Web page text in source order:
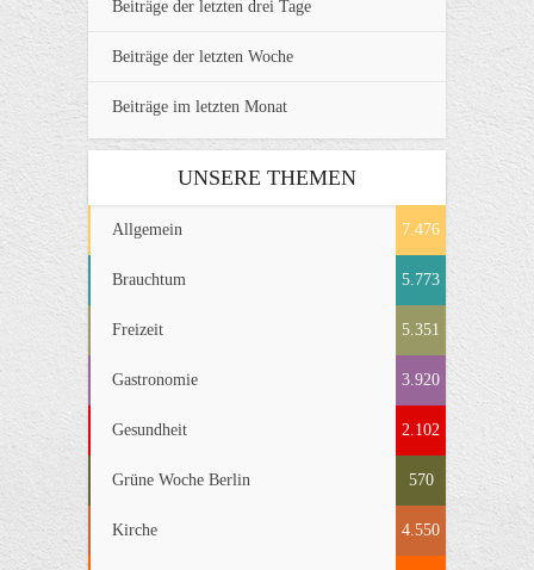
Beiträge der letzten drei Tage
Beiträge der letzten Woche
Beiträge im letzten Monat
UNSERE THEMEN
Allgemein 7.476
Brauchtum 5.773
Freizeit 5.351
Gastronomie 3.920
Gesundheit 2.102
Grüne Woche Berlin 570
Kirche 4.550